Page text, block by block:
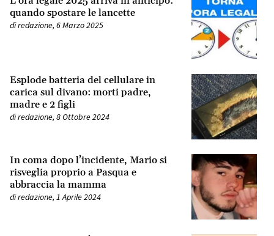
quando spostare le lancette
diredazione, 6 Marzo 2025
Esplode batteria del cellulare in
carica sul divano: morti padre,
madre e 2 figli
diredazione, 8 Ottobre 2024
In coma dopo l’incidente, Mario si
risveglia proprio a Pasqua e
abbraccia la mamma
diredazione, 1 Aprile 2024